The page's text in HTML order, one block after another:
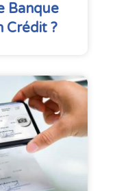
Banque
Crédit ?